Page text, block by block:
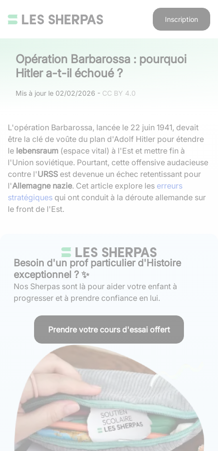
Inscription
Opération Barbarossa : pourquoi
Hitler a-t-il échoué ?
Mis à jour le 02/02/2026 - CC BY 4.0
L'opération Barbarossa, lancée le 22 juin 1941, devait
être la clé de voûte du plan d'Adolf Hitler pour étendre
le lebensraum (espace vital) à l'Est et mettre fin à
l'Union soviétique. Pourtant, cette offensive audacieuse
contre l'URSS est devenue un échec retentissant pour
l'Allemagne nazie. Cet article explore les erreurs
stratégiques qui ont conduit à la déroute allemande sur
le front de l'Est.
Besoin d'un prof particulier d'Histoire
exceptionnel ? ✨
Nos Sherpas sont là pour aider votre enfant à
progresser et à prendre confiance en lui.
Prendre votre cours d'essai offert